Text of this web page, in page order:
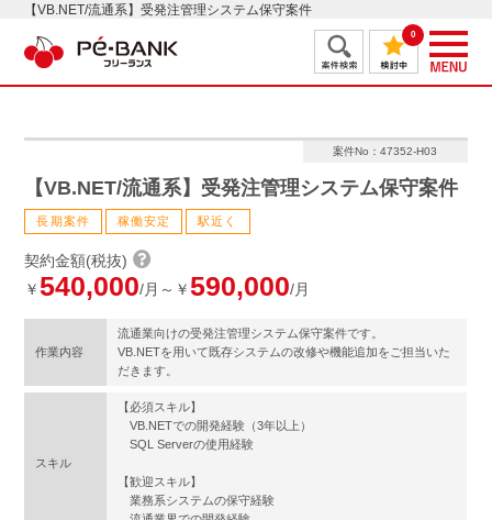
【VB.NET/流通系】受発注管理システム保守案件
0
案件No：47352-H03
【VB.NET/流通系】受発注管理システム保守案件
長期案件 稼働安定 駅近く
契約金額(税抜)
￥540,000/月～￥590,000/月
作業内容
流通業向けの受発注管理システム保守案件です。
VB.NETを用いて既存システムの改修や機能追加をご担当いた
だきます。
スキル
【必須スキル】
VB.NETでの開発経験（3年以上）
SQL Serverの使用経験
【歓迎スキル】
業務系システムの保守経験